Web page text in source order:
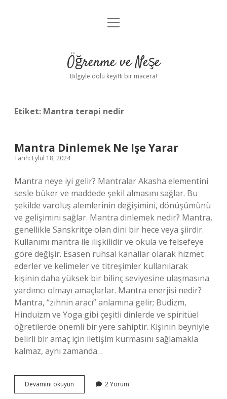
Anasayfa
Yasal Uyarı
menüyü
Öğrenme ve Neşe
Bilgiyle dolu keyifli bir macera!
Etiket: Mantra terapi nedir
Mantra Dinlemek Ne Işe Yarar
Tarih: Eylül 18, 2024
Mantra neye iyi gelir? Mantralar Akasha elementini
sesle büker ve maddede şekil almasını sağlar. Bu
şekilde varoluş alemlerinin değişimini, dönüşümünü
ve gelişimini sağlar. Mantra dinlemek nedir? Mantra,
genellikle Sanskritçe olan dini bir hece veya şiirdir.
Kullanımı mantra ile ilişkilidir ve okula ve felsefeye
göre değişir. Esasen ruhsal kanallar olarak hizmet
ederler ve kelimeler ve titreşimler kullanılarak
kişinin daha yüksek bir bilinç seviyesine ulaşmasına
yardımcı olmayı amaçlarlar. Mantra enerjisi nedir?
Mantra, “zihnin aracı” anlamına gelir; Budizm,
Hinduizm ve Yoga gibi çeşitli dinlerde ve spiritüel
öğretilerde önemli bir yere sahiptir. Kişinin beyniyle
belirli bir amaç için iletişim kurmasını sağlamakla
kalmaz, aynı zamanda…
Devamını okuyun
Dinlemek
2 Yorum